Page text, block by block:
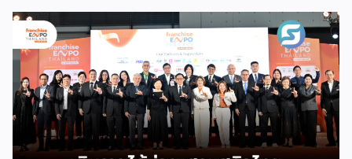
2026 ให้แก่ผู้ประกอบธุรกิจแฟรนไชส์ที่อยู่ในการส่งเสริมสนับสนุน
ของกรมฯ นายพูนพงษ์ นัยนาภากรณ์ อธิบดีกรมพัฒนาธุรกิจ
การค้า กระทรวงพาณิชย์ เปิดเผยภายหลังเป็นประธานเปิดงาน
“งานแฟรนไชส์ เอ็กซ์โป ไทยแลนด์ บาย สมาร์ท เอสเอ็มอี เอ็กซ์
โป (Franchise Expo Thailand by Smart SME Expo)” ซึ่ง
เป็นงานแสดงธุรกิจแฟรนไชส์ชั้นนำที่จัดขึ้นโดย บริษัท พีเอ็มจี
คอร์ปอเรชัน จำกัด เพื่อยกระดับศักยภาพของผู้ประกอบการและ
เจ้าของธุรกิจที่ต้องการขยายกิจการผ่านระบบแฟรนไชส์ […]